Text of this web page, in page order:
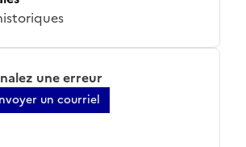
une erreur
un courriel